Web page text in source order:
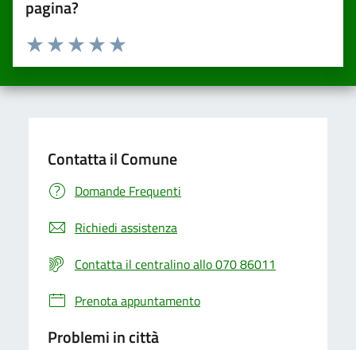
pagina?
Valuta da 1 a 5 stelle la pagina
Valuta 5 stelle su 5
Valuta 4 stelle su 5
Valuta 3 stelle su 5
Valuta 2 stelle su 5
Valuta una stella su 5
Contatta il Comune
Domande Frequenti
Richiedi assistenza
Contatta il centralino allo 070 86011
Prenota appuntamento
Problemi in città